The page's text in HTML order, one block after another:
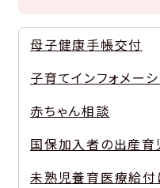
母子健康手帳交付
子育てインフォメーシ
赤ちゃん相談
国保加入者の出産育
未熟児養育医療給付